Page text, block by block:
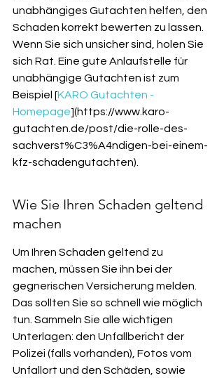
unabhängiges Gutachten helfen, den
Schaden korrekt bewerten zu lassen.
Wenn Sie sich unsicher sind, holen Sie
sich Rat. Eine gute Anlaufstelle für
unabhängige Gutachten ist zum
Beispiel [KARO Gutachten -
Homepage](https://www.karo-
gutachten.de/post/die-rolle-des-
sachverst%C3%A4ndigen-bei-einem-
kfz-schadengutachten).
Wie Sie Ihren Schaden geltend
machen
Um Ihren Schaden geltend zu
machen, müssen Sie ihn bei der
gegnerischen Versicherung melden.
Das sollten Sie so schnell wie möglich
tun. Sammeln Sie alle wichtigen
Unterlagen: den Unfallbericht der
Polizei (falls vorhanden), Fotos vom
Unfallort und den Schäden, sowie